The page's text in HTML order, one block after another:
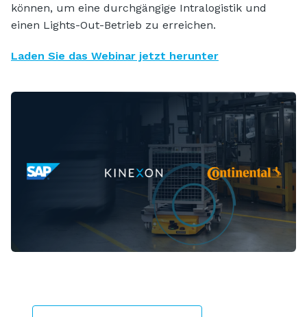
können, um eine durchgängige Intralogistik und
einen Lights-Out-Betrieb zu erreichen.
Laden Sie das Webinar jetzt herunter